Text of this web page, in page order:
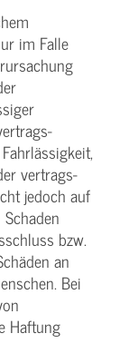
im Falle
vertrags­
jedoch auf
bzw.
an
Bei
Haftung